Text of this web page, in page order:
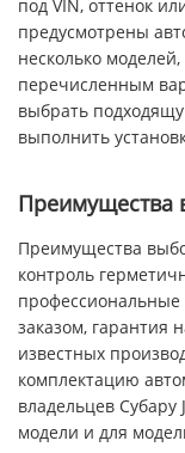
под VIN, оттенок
предусмотрены
несколько
перечисленным
выбрать
выполнить
Преимущества
Преимущества
контроль
профессиональные
заказом, гарантия
известных
комплектацию
владельцев Субару
модели и для